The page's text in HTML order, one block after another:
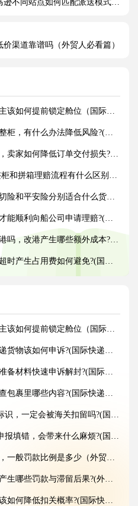
海运海派与海卡末端差异，亚马逊不同站点如何匹配派送模式（国际海运干货知识分享）
渠道靠谱吗（外贸人必看篇）
锁定舱位（国际海运干货知识分享）
办法降低风险?(国际海运干货知识分享)
低订单交付损失?(国际海运干货知识分享)
流程有什么区别?(国际海运干货知识分享)
别适合什么货物?(国际海运干货知识分享)
公司申请理赔?(国际海运干货知识分享)
生哪些额外成本?(国际海运干货知识分享)
费如何避免?(国际海运干货知识分享)
锁定舱位（国际海运干货知识分享）
如何申诉?(国际快递干货知识分享)
速申诉解封?(国际快递干货知识分享)
哪些内容?(国际快递干货知识分享)
被海关扣留吗?(国际快递干货知识分享)
带来什么麻烦?(国际快递干货知识分享)
款比例是多少（外贸人请注意）
罚款与滞留后果?(外贸人请注意)
扣关概率?(国际快递干货知识分享)